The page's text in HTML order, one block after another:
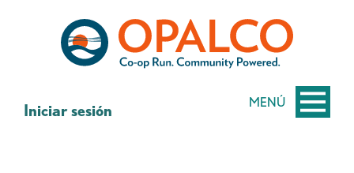
contenido
MENÚ
Iniciar sesión